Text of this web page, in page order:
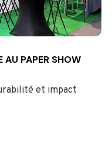
AU PAPER SHOW
et impact